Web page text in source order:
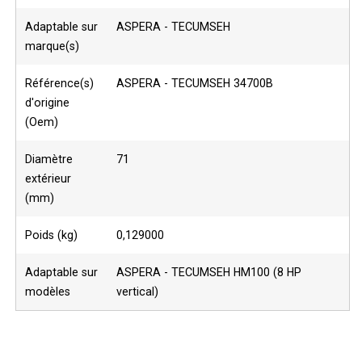
Adaptable sur
marque(s)
ASPERA - TECUMSEH
Référence(s)
d'origine
(Oem)
ASPERA - TECUMSEH 34700B
Diamètre
extérieur
(mm)
71
Poids (kg) 0,129000
Adaptable sur
modèles
ASPERA - TECUMSEH HM100 (8 HP
vertical)